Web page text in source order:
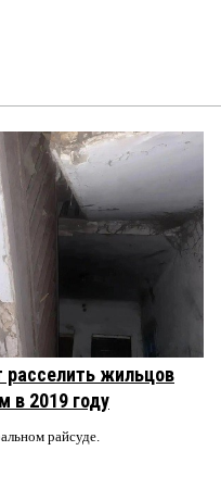
расселить жильцов
в 2019 году
райсуде.